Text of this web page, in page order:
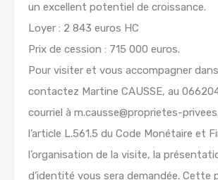
un excellent potentiel de croissance.
Loyer : 2 843 euros HC
Prix de cession : 715 000 euros.
Pour visiter et vous accompagner
contactez Martine CAUSSE, au
courriel à m.causse@proprietes-
l’article L.561.5 du Code Monétaire et
l’organisation de la visite, la
d’identité vous sera demandée. Cette